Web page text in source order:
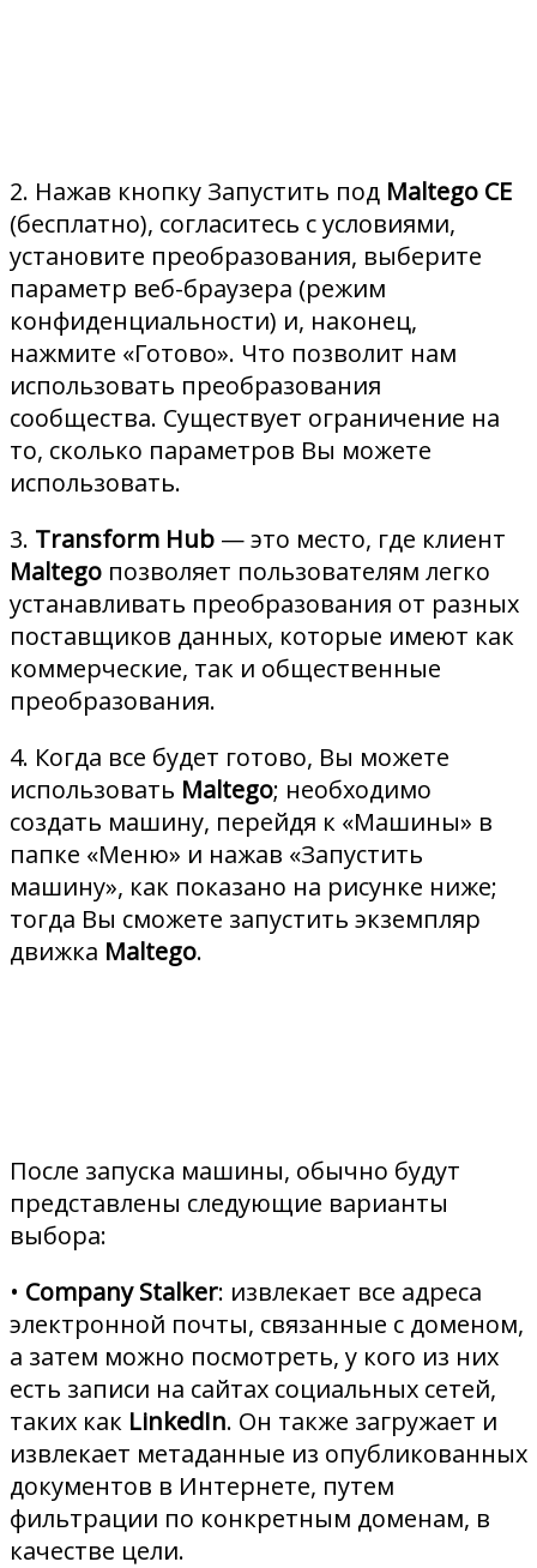
2. Нажав кнопку Запустить под Maltego CE
(бесплатно), согласитесь с условиями,
установите преобразования, выберите
параметр веб-браузера (режим
конфиденциальности) и, наконец,
нажмите «Готово». Что позволит нам
использовать преобразования
сообщества. Существует ограничение на
то, сколько параметров Вы можете
использовать.
3. Transform Hub — это место, где клиент
Maltego позволяет пользователям легко
устанавливать преобразования от разных
поставщиков данных, которые имеют как
коммерческие, так и общественные
преобразования.
4. Когда все будет готово, Вы можете
использовать Maltego; необходимо
создать машину, перейдя к «Машины» в
папке «Меню» и нажав «Запустить
машину», как показано на рисунке ниже;
тогда Вы сможете запустить экземпляр
движка Maltego.
После запуска машины, обычно будут
представлены следующие варианты
выбора:
• Company Stalker: извлекает все адреса
электронной почты, связанные с доменом,
а затем можно посмотреть, у кого из них
есть записи на сайтах социальных сетей,
таких как LinkedIn. Он также загружает и
извлекает метаданные из опубликованных
документов в Интернете, путем
фильтрации по конкретным доменам, в
качестве цели.